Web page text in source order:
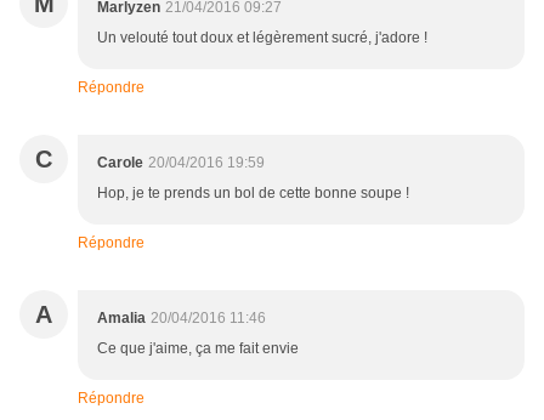
Marlyzen 21/04/2016 09:27
Un velouté tout doux et légèrement sucré, j'adore !
Répondre
C Carole 20/04/2016 19:59
Hop, je te prends un bol de cette bonne soupe !
Répondre
A Amalia 20/04/2016 11:46
Ce que j'aime, ça me fait envie
Répondre